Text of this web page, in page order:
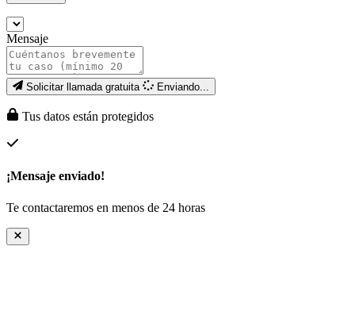
Mensaje
Solicitar llamada gratuita Enviando...
Tus datos están protegidos
¡Mensaje enviado!
Te contactaremos en menos de 24 horas